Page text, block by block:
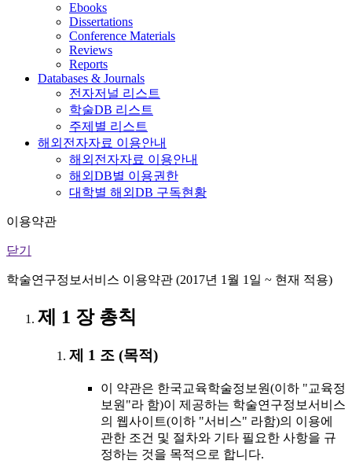
Ebooks
Dissertations
Conference Materials
Reviews
Reports
Databases & Journals
전자저널 리스트
학술DB 리스트
주제별 리스트
해외전자자료 이용안내
해외전자자료 이용안내
해외DB별 이용권한
대학별 해외DB 구독현황
이용약관
닫기
학술연구정보서비스 이용약관 (2017년 1월 1일 ~ 현재 적용)
제 1 장 총칙
제 1 조 (목적)
이 약관은 한국교육학술정보원(이하 "교육정
보원"라 함)이 제공하는 학술연구정보서비스
의 웹사이트(이하 "서비스" 라함)의 이용에
관한 조건 및 절차와 기타 필요한 사항을 규
정하는 것을 목적으로 합니다.